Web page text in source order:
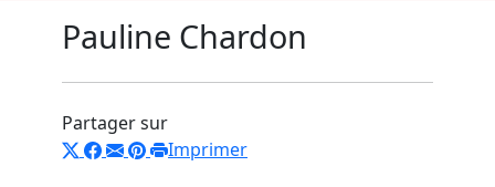
Pauline Chardon
Partager sur
Imprimer